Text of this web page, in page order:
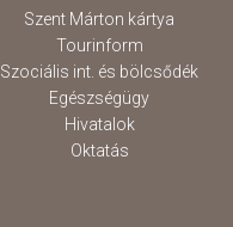
Szent Márton kártya
Tourinform
Szociális int. és bölcsődék
Egészségügy
Hivatalok
Oktatás